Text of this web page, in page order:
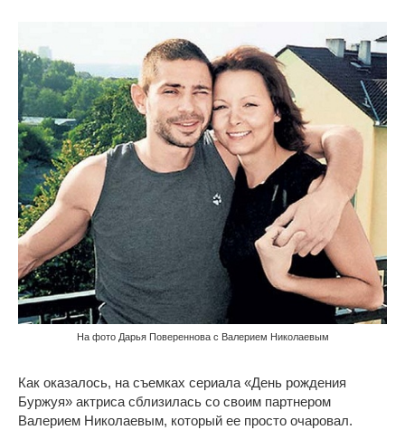
На фото Дарья Повереннова с Валерием Николаевым
Как оказалось, на съемках сериала «День рождения
Буржуя» актриса сблизилась со своим партнером
Валерием Николаевым, который ее просто очаровал.